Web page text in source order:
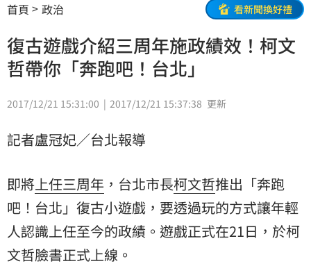
首頁 政治 看新聞換好禮
復古遊戲介紹三周年施政績效！柯文
哲帶你「奔跑吧！台北」
2017/12/21 15:31:00 2017/12/21 15:37:38 更新
記者盧冠妃／台北報導
即將上任三周年 ，台北市長柯文哲推出「奔跑
吧！台北」復古小遊戲，要透過玩的方式讓年輕
人認識上任至今的政績。遊戲正式在21日，於柯
文哲臉書正式上線。